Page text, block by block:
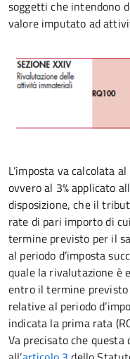
soggetti che intendono
valore imputato ad
L’imposta va calcolata
ovvero al 3% applicato
disposizione, che il
rate di pari importo di
termine previsto per il
al periodo d’imposta
quale la rivalutazione è
entro il termine
relative al periodo
indicata la prima rata
Va precisato che questa